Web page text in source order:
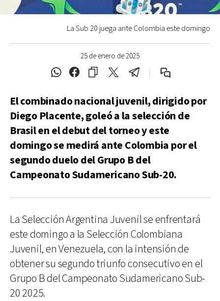
25 de enero de 2025
La Sub 20 juega ante Colombia este domingo
El combinado nacional juvenil, dirigido por
Diego Placente, goleó a la selección de
Brasil en el debut del torneo y este
domingo se medirá ante Colombia por el
segundo duelo del Grupo B del
Campeonato Sudamericano Sub-20.
La Selección Argentina Juvenil se enfrentará
este domingo a la Selección Colombiana
Juvenil, en Venezuela, con la intensión de
obtener su segundo triunfo consecutivo en el
Grupo B del Campeonato Sudamericano Sub-
20 2025.